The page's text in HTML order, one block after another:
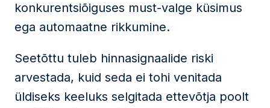
konkurentsiõiguses must-valge küsimus
ega automaatne rikkumine.
Seetõttu tuleb hinnasignaalide riski
arvestada, kuid seda ei tohi venitada
üldiseks keeluks selgitada ettevõtja poolt